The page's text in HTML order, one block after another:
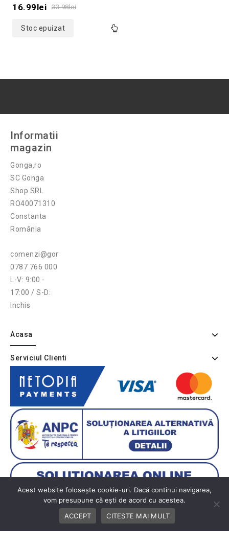
of 33.98lei
16.99lei
Stoc epuizat
Informatii
magazin
Gonga.ro
SC Gonga
Shop SRL
RO40071310
Constanta
România
comenzi@gonga.ro
0787 766 000
L-V: 9:00 -
17:00 / S-D:
Inchis
Acasa
Serviciul Clienti
Acest website folosește cookie-uri. Dacă continui navigarea,
vom presupune că ești de acord cu acestea.
ACCEPT
CITESTE MAI MULT